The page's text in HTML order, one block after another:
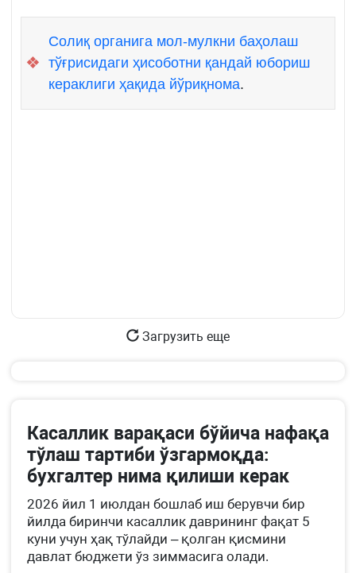
❖
Солиқ органига мол-мулкни баҳолаш
тўғрисидаги ҳисоботни қандай юбориш
кераклиги ҳақида йўриқнома.
Загрузить еще
Касаллик варақаси бўйича нафақа
тўлаш тартиби ўзгармоқда:
бухгалтер нима қилиши керак
2026 йил 1 июлдан бошлаб иш берувчи бир
йилда биринчи касаллик даврининг фақат 5
куни учун ҳақ тўлайди – қолган қисмини
давлат бюджети ўз зиммасига олади.